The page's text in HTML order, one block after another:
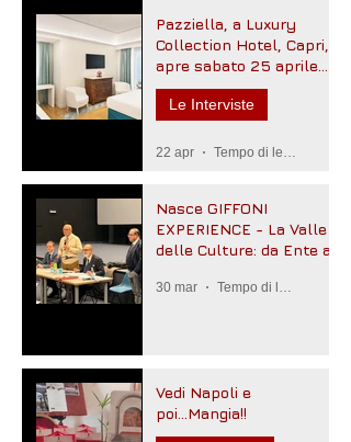
Pazziella, a Luxury
Collection Hotel, Capri,
apre sabato 25 aprile
2026
Le Interviste
22 apr Tempo di lettura: 2 min
Nasce GIFFONI
EXPERIENCE - La Valle
delle Culture: da Ente a
30 mar Tempo di lettura: 3 min
Vedi Napoli e
poi...Mangia!!